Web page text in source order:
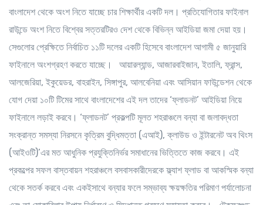
বাংলাদেশ থেকে অংশ নিতে যাচ্ছে চার শিক্ষার্থীর একটি দল। প্রতিযোগিতার ফাইনাল
রাউন্ডে অংশ নিতে বিশ্বের সত্তরটিরও দেশ থেকে বিভিন্ন আইডিয়া জমা দেয়া হয়।
সেগুলোর প্রেক্ষিতে নির্বাচিত ১১টি দলের একটি হিসেবে বাংলাদেশ আগামী ৫ জানুয়ারি
ফাইনালে অংশগ্রহণ করতে যাচ্ছে। আয়ারল্যান্ড, আজারবাইজান, ইতালি, ফ্রান্স,
আলজেরিয়া, ইকুয়েডর, বাহরাইন, সিঙ্গাপুর, আলবেনিয়া এবং আসিয়ান ফাউন্ডেশন থেকে
যোগ দেয়া ১০টি টিমের সাথে বাংলাদেশের এই দল তাদের ‘ফ্লাডনট’ আইডিয়া নিয়ে
ফাইনালে লড়াই করবে। ‘ফ্লাডনট’ প্রকল্পটি মূলত শহরাঞ্চলে বন্যা বা জলাবদ্ধতা
সংক্রান্ত সমস্যা নিরসনে কৃত্রিম বুদ্ধিমত্তা (এআই), ক্লাউড ও ইন্টারনেট অব থিংস
(আইওটি)’এর মত আধুনিক প্রযুক্তিনির্ভর সমাধানের ভিত্তিতে কাজ করবে। এই
প্রকল্পের সফল বাস্তবায়ন শহরাঞ্চলে বসবাসকারীদেরকে ফ্ল্যাশ ফ্লাড বা আকস্মিক বন্যা
থেকে সতর্ক করবে এবং একইসাথে বন্যার ফলে সম্ভাব্য ক্ষয়ক্ষতির পরিমাণ পর্যালোচনা